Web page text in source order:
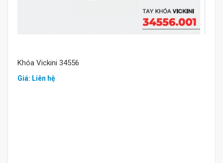
Khóa Vickini 34556
Giá: Liên hệ